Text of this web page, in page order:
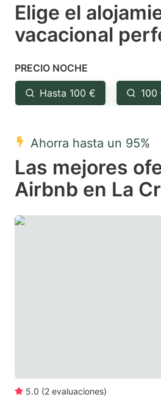
select
a
Press
the
question
key
to
get
keyboard
Elige el
vacacional
PRECIO NOCHE
Hasta 100 €
Ahorra hasta un 95%
Las mejores
Airbnb en La
5.0 (2 evaluaciones)